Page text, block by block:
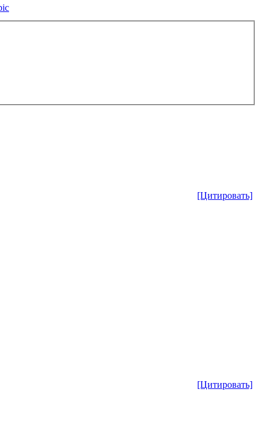
[Цитировать]
[Цитировать]